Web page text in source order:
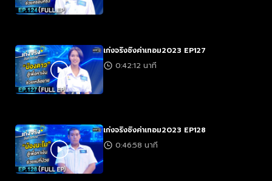
เก่งจริงชิงค่าเทอม2023 EP127
0:42:12 นาที
เก่งจริงชิงค่าเทอม2023 EP128
0:46:58 นาที